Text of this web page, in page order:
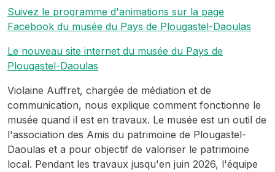
Suivez le programme d'animations sur la page
Facebook du musée du Pays de Plougastel-Daoulas
Le nouveau site internet du musée du Pays de
Plougastel-Daoulas
Violaine Auffret, chargée de médiation et de
communication, nous explique comment fonctionne le
musée quand il est en travaux. Le musée est un outil de
l'association des Amis du patrimoine de Plougastel-
Daoulas et a pour objectif de valoriser le patrimoine
local. Pendant les travaux jusqu'en juin 2026, l'équipe